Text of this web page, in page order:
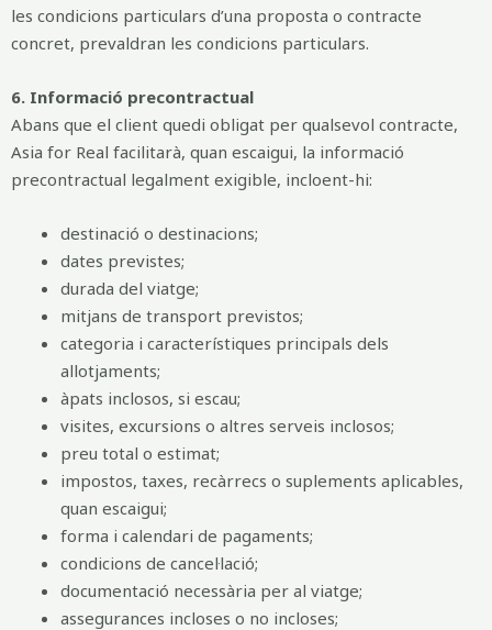
les condicions particulars d’una proposta o contracte
concret, prevaldran les condicions particulars.
6. Informació precontractual
Abans que el client quedi obligat per qualsevol contracte,
Asia for Real facilitarà, quan escaigui, la informació
precontractual legalment exigible, incloent-hi:
destinació o destinacions;
dates previstes;
durada del viatge;
mitjans de transport previstos;
categoria i característiques principals dels
allotjaments;
àpats inclosos, si escau;
visites, excursions o altres serveis inclosos;
preu total o estimat;
impostos, taxes, recàrrecs o suplements aplicables,
quan escaigui;
forma i calendari de pagaments;
condicions de cancel·lació;
documentació necessària per al viatge;
assegurances incloses o no incloses;